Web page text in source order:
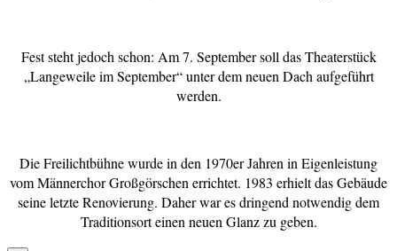
Fest steht jedoch schon: Am 7. September soll das Theaterstück
„Langeweile im September“ unter dem neuen Dach aufgeführt
werden.
Die Freilichtbühne wurde in den 1970er Jahren in Eigenleistung
vom Männerchor Großgörschen errichtet. 1983 erhielt das Gebäude
seine letzte Renovierung. Daher war es dringend notwendig dem
Traditionsort einen neuen Glanz zu geben.